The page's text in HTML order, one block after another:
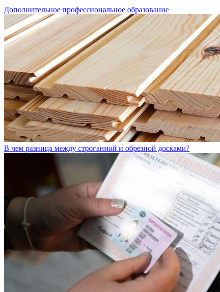
Дополнительное профессиональное образование
В чем разница между строганной и обрезной досками?